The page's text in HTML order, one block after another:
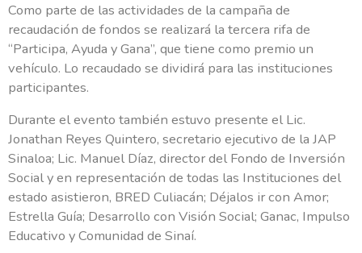
Como parte de las actividades de la campaña de
recaudación de fondos se realizará la tercera rifa de
“Participa, Ayuda y Gana”, que tiene como premio un
vehículo. Lo recaudado se dividirá para las instituciones
participantes.
Durante el evento también estuvo presente el Lic.
Jonathan Reyes Quintero, secretario ejecutivo de la JAP
Sinaloa; Lic. Manuel Díaz, director del Fondo de Inversión
Social y en representación de todas las Instituciones del
estado asistieron, BRED Culiacán; Déjalos ir con Amor;
Estrella Guía; Desarrollo con Visión Social; Ganac, Impulso
Educativo y Comunidad de Sinaí.
Deseo ayudar
¡Muchas gracias por sumarte!
Nombre(s)
Apellidos